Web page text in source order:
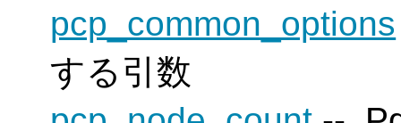
pcp_common_options
する引数